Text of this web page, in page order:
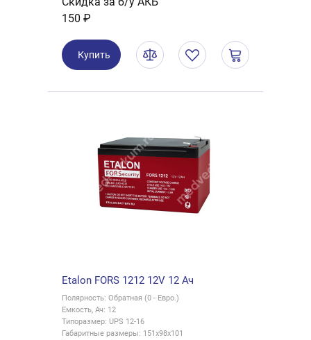
150 ₽
Купить
Etalon FORS 1212 12V 12 Ач
Полярность: Обратная (0 - Евро.)
Емкость, Ач: 12
Типоразмер: UPS 12-16
Габаритные размеры: 151x98x101